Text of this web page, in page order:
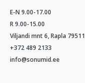
E-N 9.00-17.00
R 9.00-15.00
Viljandi mnt 6, Rapla 79511
+372 489 2133
info@sonumid.ee